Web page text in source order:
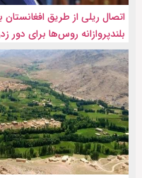
اتصال ریلی از طریق افغانستان
بلندپروازانه روس‌ها برای دور